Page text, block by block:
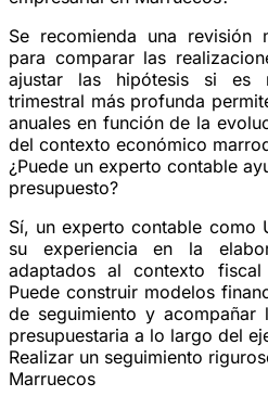
Se recomienda una revisión
para comparar las
ajustar las hipótesis si es
trimestral más profunda
anuales en función de la
del contexto económico
¿Puede un experto contable
presupuesto?
Sí, un experto contable como
su experiencia en la
adaptados al contexto
Puede construir modelos
de seguimiento y
presupuestaria a lo largo del
Realizar un seguimiento
Marruecos